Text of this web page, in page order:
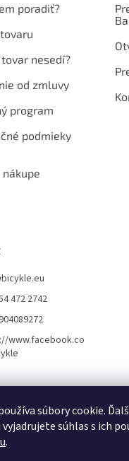
súbory cookie.
súhlas s ich
.
poradiť?
tovar nesedí?
od zmluvy
program
podmieky
bicykle.eu
472 2742
www.facebook.co